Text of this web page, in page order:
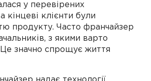
у перевірених
кінцеві клієнти були
продукту. Часто франчайзер
з якими варто
значно спрощує життя